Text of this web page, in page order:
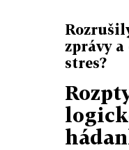
zprávy
stres?